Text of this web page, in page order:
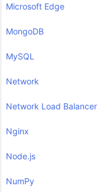
Microsoft Edge
MongoDB
MySQL
Network
Network Load Balancer
Nginx
Node.js
NumPy